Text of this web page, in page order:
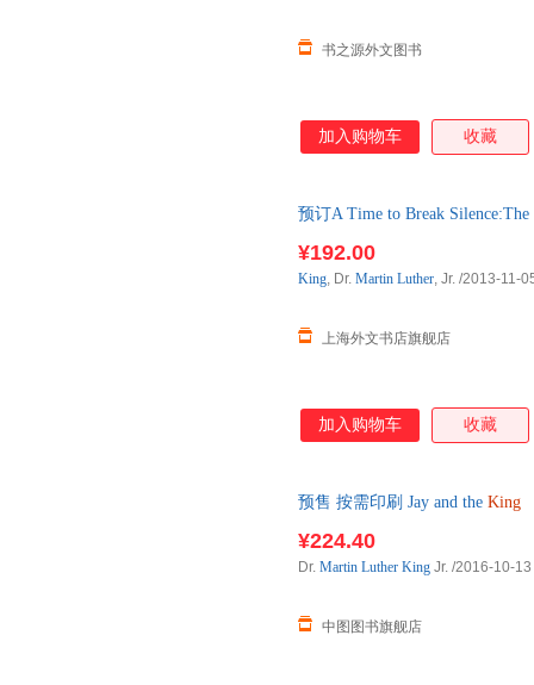
书之源外文图书
加入购物车 收藏
预订A Time to Break
¥192.00
上海外文书店旗舰店
King, Dr. Martin Luther, Jr. /2013-11-
加入购物车 收藏
预售 按需印刷 Jay and the King
¥224.40
中图图书旗舰店
Dr. Martin Luther King Jr. /2016-10-13